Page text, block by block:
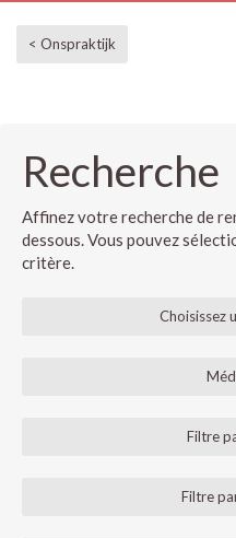
< Onspraktijk
Recherche
Affinez votre recherche de
dessous. Vous pouvez
critère.
Choisissez
Filtre
Filtre